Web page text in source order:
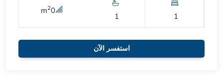
1
1
0
m2
استفسر الآن